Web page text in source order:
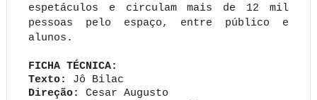
espetáculos e circulam mais de 12 mil
pessoas pelo espaço, entre público e
alunos.
FICHA TÉCNICA:
Texto:
Jô Bilac
Direção:
Cesar Augusto